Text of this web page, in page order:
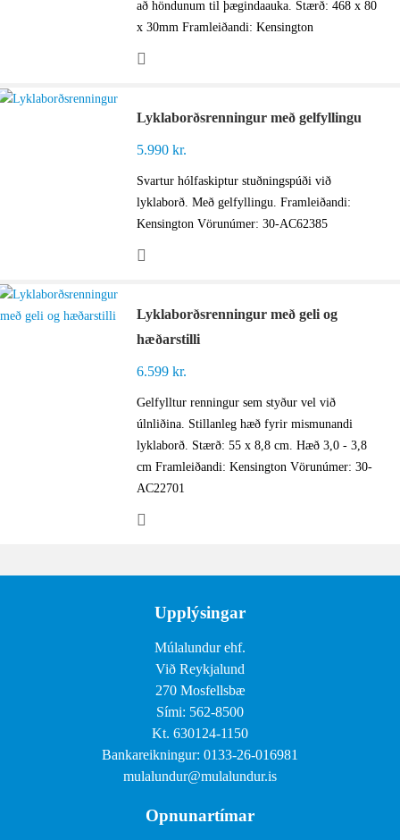
að höndunum til þægindaauka. Stærð: 468 x 80
x 30mm Framleiðandi: Kensington
Lyklaborðsrenningur með gelfyllingu
5.990kr.
Svartur hólfaskiptur stuðningspúði við
lyklaborð. Með gelfyllingu. Framleiðandi:
Kensington Vörunúmer: 30-AC62385
Lyklaborðsrenningur með geli og
hæðarstilli
6.599kr.
Gelfylltur renningur sem styður vel við
úlnliðina. Stillanleg hæð fyrir mismunandi
lyklaborð. Stærð: 55 x 8,8 cm. Hæð 3,0 - 3,8
cm Framleiðandi: Kensington Vörunúmer: 30-
AC22701
Upplýsingar
Múlalundur ehf.
Við Reykjalund
270 Mosfellsbæ
Sími: 562-8500
Kt. 630124-1150
Bankareikningur: 0133-26-016981
mulalundur@mulalundur.is
Opnunartímar